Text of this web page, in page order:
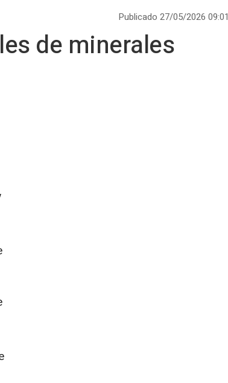
Publicado 27/05/2026 09:01
de minerales